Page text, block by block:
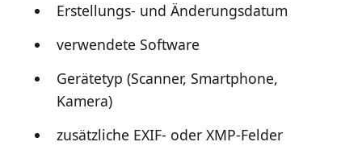
Erstellungs- und Änderungsdatum
verwendete Software
Gerätetyp (Scanner, Smartphone,
Kamera)
zusätzliche EXIF- oder XMP-Felder